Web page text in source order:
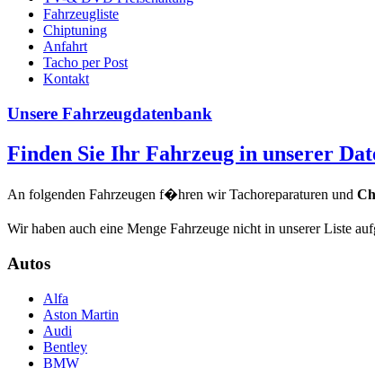
Fahrzeugliste
Chiptuning
Anfahrt
Tacho per Post
Kontakt
Unsere Fahrzeugdatenbank
Finden Sie Ihr Fahrzeug in unserer
An folgenden Fahrzeugen f�hren wir Tachoreparaturen und
Wir haben auch eine Menge Fahrzeuge nicht in unserer Liste
Autos
Alfa
Aston Martin
Audi
Bentley
BMW